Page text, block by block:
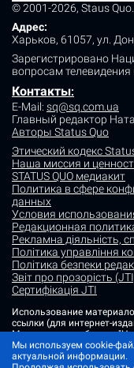
© 2001-2026, Staus
Адрес:
Харьков, 61057, ул.
Зарегистрировано
вопросам
Контакты:
E-Mail: sq@sq.com.ua
Главный редактор
Авторы Status Quo
Этический кодекс
Наша миссия и
STATUS QUO медиакит
Политика в сфере
данных
Условия
Редакционная
Рекламна діяльність,
Політика управління
Політика безпеки
Звіт про прозорість
Сертифікація JTI
Использование
ссылки (для интернет-
Материалы в рубриках
размещаются на правах
партнерства.
Мы используем cookie-
актуальной информации.